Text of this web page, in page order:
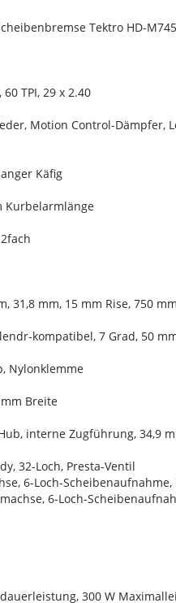
Tektro HD-M745
TPI, 29 x 2.40
Motion Control-
Käfig
Kurbelarmlänge
31,8 mm, 15 mm Rise, 750
kompatibel, 7 Grad, 50
Nylonklemme
Breite
interne Zugführung, 34,9
32-Loch, Presta-Ventil
6-Loch-Scheibenaufnahme,
6-Loch-
300 W